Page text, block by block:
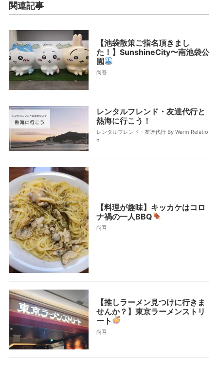
関連記事
【池袋散策ご指名頂きまし
た！】SunshineCity〜南池袋公
園
尚吾
レンタルフレンド・友達代行と
熱海に行こう！
レンタルフレンド・友達代行 By Warm Relatio
n
【料理が趣味】キッカケはコロ
ナ禍の一人BBQ
尚吾
【推しラーメン見つけに行きま
せんか？】東京ラーメンストリ
ート
尚吾